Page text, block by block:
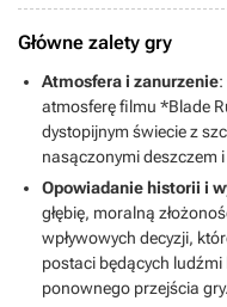
Główne zalety gry
Atmosfera i zanurzenie
atmosferę filmu *Blade
dystopijnym świecie z
nasączonymi deszczem
Opowiadanie historii i
głębię, moralną
wpływowych decyzji,
postaci będących
ponownego przejścia gry.